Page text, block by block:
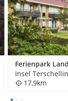
Insel
17,9km